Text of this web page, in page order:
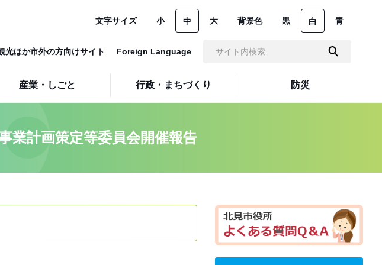
産業・しごと 行政・まちづくり 防災
文字サイズ 小 中 大 背景色 黒 白 青
光ほか市外の方向けサイト Foreign Language
業計画策定等委員会開催報告